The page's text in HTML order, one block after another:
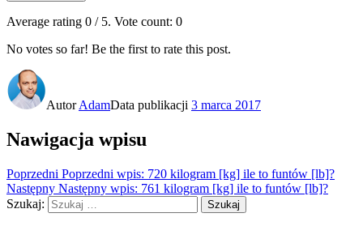
Average rating 0 / 5. Vote count: 0
No votes so far! Be the first to rate this post.
AutorAdamData publikacji 3 marca 2017
Nawigacja wpisu
Poprzedni Poprzedni wpis: 720 kilogram [kg] ile to funtów [lb]?
Następny Następny wpis: 761 kilogram [kg] ile to funtów [lb]?
Szukaj:
Szukaj